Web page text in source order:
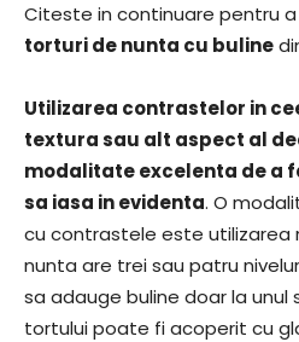
Citeste in continuare pentru
torturi de nunta cu buline
Utilizarea contrastelor in
textura sau alt aspect al
modalitate excelenta de a
sa iasa in evidenta. O
cu contrastele este utilizarea
nunta are trei sau patru
sa adauge buline doar la unul
tortului poate fi acoperit cu